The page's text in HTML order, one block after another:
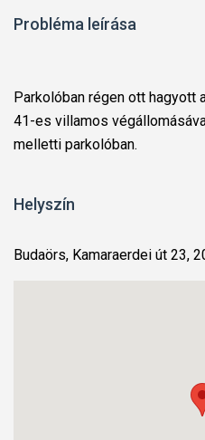
Probléma leírása
Parkolóban régen ott hagyott
41-es villamos
melletti parkolóban.
Helyszín
Budaörs, Kamaraerdei út 23,